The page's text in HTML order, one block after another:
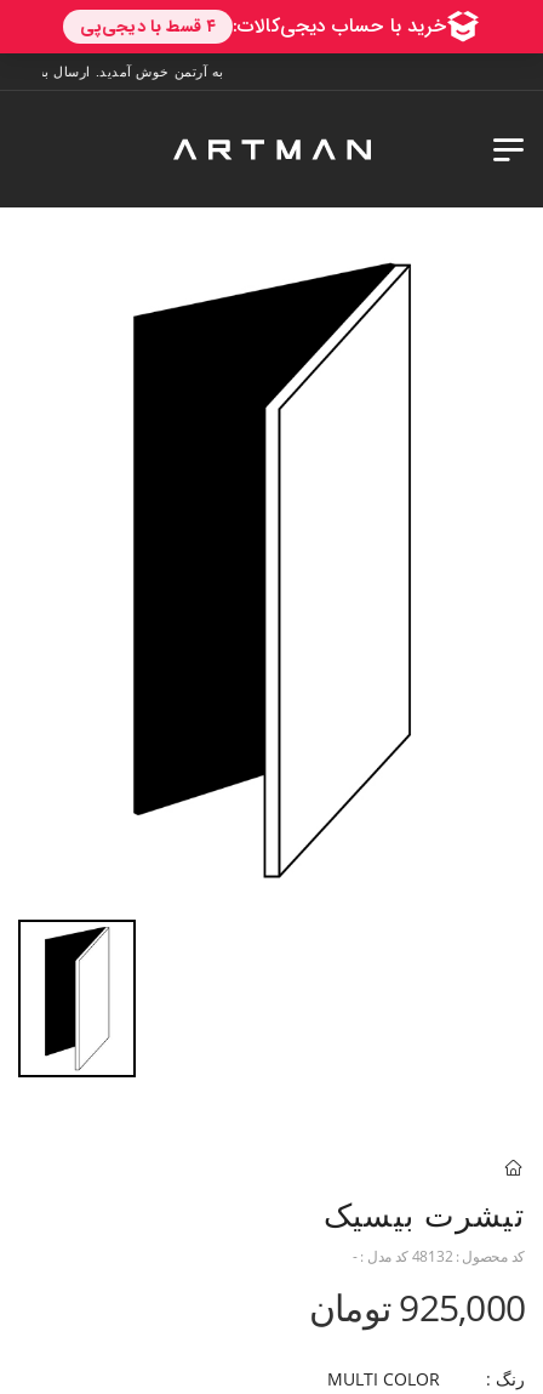
به آرتمن خوش آمدید. ارسال به سراسر ایران. 7 روز فرصت تست در منزل. 1 سال
تیشرت بیسیک
کد محصول : 48132کد مدل :-
925,000 تومان
رنگ : MULTI COLOR